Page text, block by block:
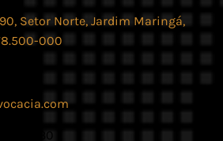
Setor Norte, Jardim Maringá,
000